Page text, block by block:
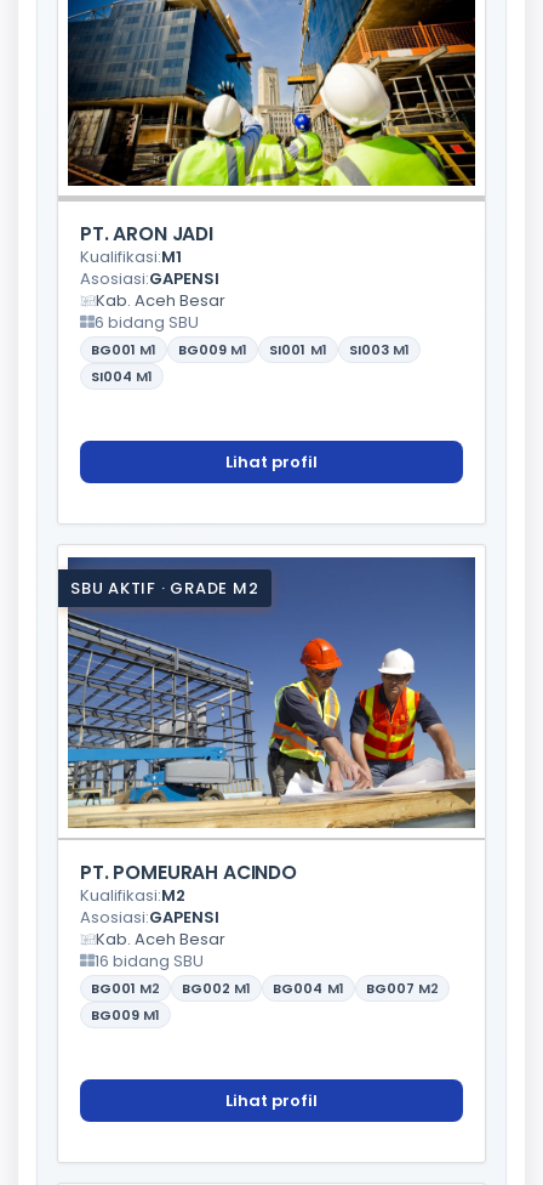
PT. ARON JADI
Kualifikasi:M1
Asosiasi:GAPENSI
Kab. Aceh Besar
6 bidang SBU
BG001 M1 BG009 M1 SI001 M1 SI003 M1
SI004 M1
Lihat profil
SBU AKTIF · GRADE M2
PT. POMEURAH ACINDO
Kualifikasi:M2
Asosiasi:GAPENSI
Kab. Aceh Besar
16 bidang SBU
BG001 M2 BG002 M1 BG004 M1 BG007 M2
BG009 M1
Lihat profil